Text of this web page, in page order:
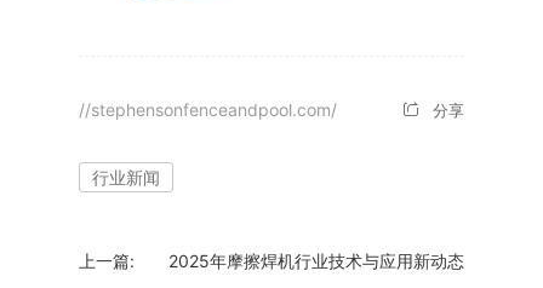
//stephensonfenceandpool.com/ 分享
行业新闻
上一篇: 2025年摩擦焊机行业技术与应用新动态